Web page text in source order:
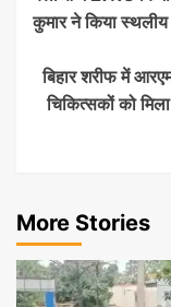
कुमार ने किया स्थलीय
बिहार शरीफ में
चिकित्सकों को
More Stories